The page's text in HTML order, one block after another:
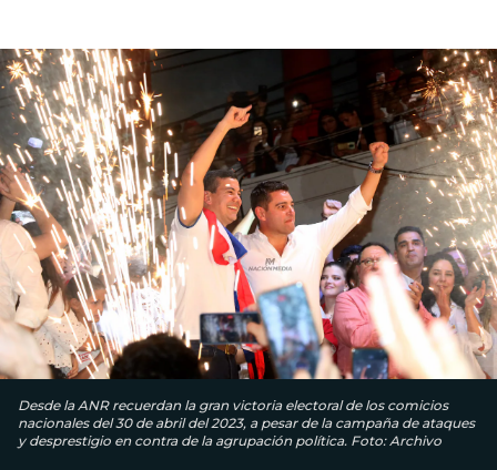
Desde la ANR recuerdan la gran victoria electoral de los comicios
nacionales del 30 de abril del 2023, a pesar de la campaña de ataques
y desprestigio en contra de la agrupación política. Foto: Archivo